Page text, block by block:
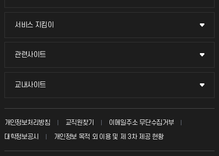
교무회의방송
입학안내
서비스 지킴이
서비스 지킴이
묻고 답하기
칭찬마당
학생서비스 지킴이
관련사이트
관련사이트
국방헬프콜
교내사이트
교내사이트
교수회
교육혁신본부
개인정보처리방침 교직원찾기
이메일주소 무단수집거부
대학정보공시
개인정보 목적 외 이용 및 제 3차 제공 현황